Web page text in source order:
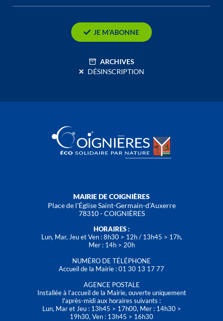
JE M’ABONNE
ARCHIVES
DÉSINSCRIPTION
MAIRIE DE COIGNIÈRES
Place de l'Église Saint-Germain-d'Auxerre
78310 - COIGNIÈRES
HORAIRES :
Lun, Mar, Jeu et Ven : 8h30 > 12h / 13h45 > 17h,
Mer : 14h > 20h
NUMÉRO DE TÉLÉPHONE
Accueil de la Mairie : 01 30 13 17 77
AGENCE POSTALE
Installée à l’accueil de la Mairie, ouverte uniquement
l'après-midi aux horaires suivants :
Lun, Mar et Jeu : 13h45 > 17h00, Mer : 14h30 >
19h30, Ven : 13h45 > 16h30